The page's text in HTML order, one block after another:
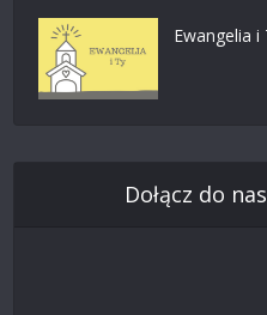
Ewangelia i
Dołącz do